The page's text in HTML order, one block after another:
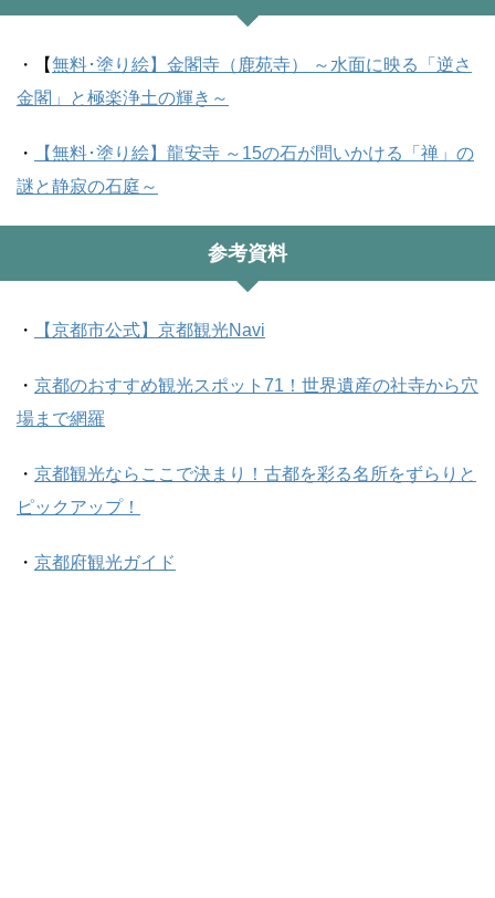
・【無料･塗り絵】金閣寺（鹿苑寺） ～水面に映る「逆さ
金閣」と極楽浄土の輝き～
・
【無料･塗り絵】龍安寺 ～15の石が問いかける「禅」の
謎と静寂の石庭～
参考資料
・ 【京都市公式】京都観光Navi
・ 京都のおすすめ観光スポット71！世界遺産の社寺から穴
場まで網羅
・ 京都観光ならここで決まり！古都を彩る名所をずらりと
ピックアップ！
・ 京都府観光ガイド